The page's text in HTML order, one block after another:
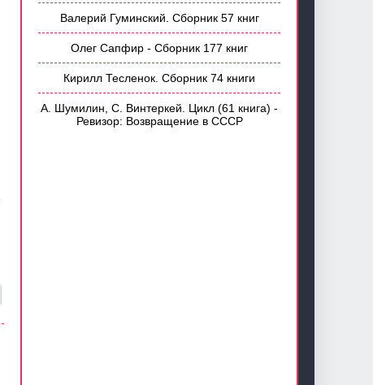
Валерий Гуминский. Сборник 57 книг
Олег Сапфир - Сборник 177 книг
Кирилл Тесленок. Сборник 74 книги
А. Шумилин, С. Винтеркей. Цикл (61 книга) -
Ревизор: Возвращение в СССР